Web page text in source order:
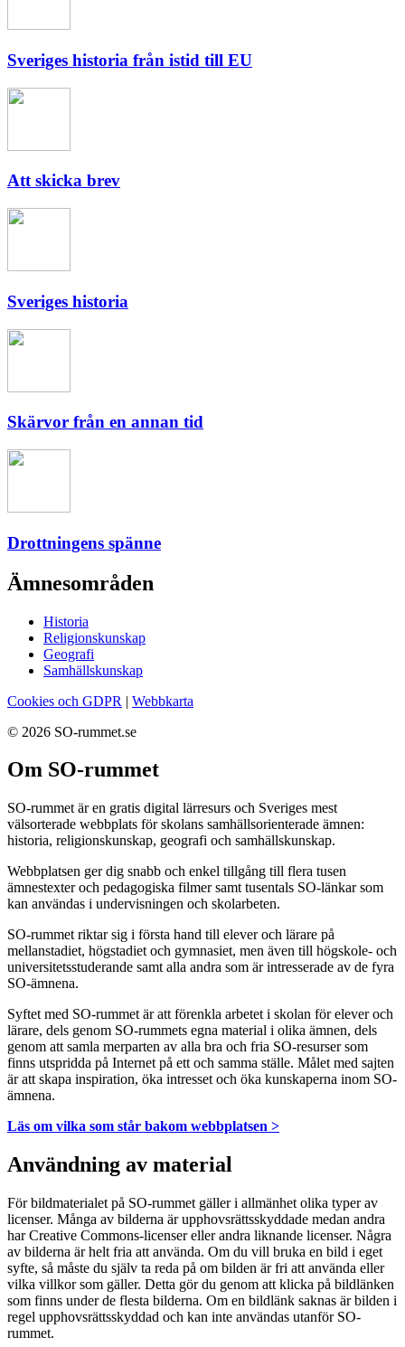
Sveriges historia från istid till EU
Att skicka brev
Sveriges historia
Skärvor från en annan tid
Drottningens spänne
Ämnesområden
Historia
Religionskunskap
Geografi
Samhällskunskap
Cookies och GDPR | Webbkarta
© 2026 SO-rummet.se
Om SO-rummet
SO-rummet är en gratis digital lärresurs och Sveriges mest
välsorterade webbplats för skolans samhällsorienterade ämnen:
historia, religionskunskap, geografi och samhällskunskap.
Webbplatsen ger dig snabb och enkel tillgång till flera tusen
ämnestexter och pedagogiska filmer samt tusentals SO-länkar som
kan användas i undervisningen och skolarbeten.
SO-rummet riktar sig i första hand till elever och lärare på
mellanstadiet, högstadiet och gymnasiet, men även till högskole- och
universitetsstuderande samt alla andra som är intresserade av de fyra
SO-ämnena.
Syftet med SO-rummet är att förenkla arbetet i skolan för elever och
lärare, dels genom SO-rummets egna material i olika ämnen, dels
genom att samla merparten av alla bra och fria SO-resurser som
finns utspridda på Internet på ett och samma ställe. Målet med sajten
är att skapa inspiration, öka intresset och öka kunskaperna inom SO-
ämnena.
Läs om vilka som står bakom webbplatsen >
Användning av material
För bildmaterialet på SO-rummet gäller i allmänhet olika typer av
licenser. Många av bilderna är upphovsrättsskyddade medan andra
har Creative Commons-licenser eller andra liknande licenser. Några
av bilderna är helt fria att använda. Om du vill bruka en bild i eget
syfte, så måste du själv ta reda på om bilden är fri att använda eller
vilka villkor som gäller. Detta gör du genom att klicka på bildlänken
som finns under de flesta bilderna. Om en bildlänk saknas är bilden i
regel upphovsrättsskyddad och kan inte användas utanför SO-
rummet.